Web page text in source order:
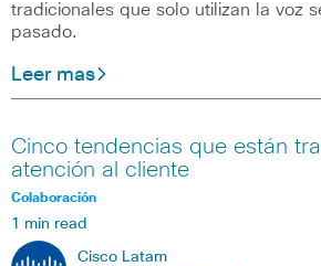
tradicionales que solo utilizan la voz
pasado.
Leer mas
Cinco tendencias que están
atención al cliente
Colaboración
1 min read
Cisco Latam